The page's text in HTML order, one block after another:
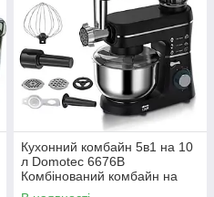
Кухонний комбайн 5в1 на 10
л Domotec 6676B
Комбінований комбайн на
1400Вт Чорний